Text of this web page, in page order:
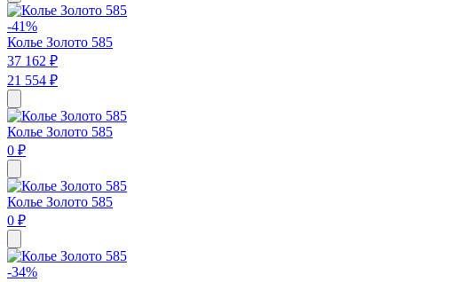
-41%
Колье Золото 585
37 162 ₽
21 554 ₽
Колье Золото 585
0 ₽
Колье Золото 585
0 ₽
-34%